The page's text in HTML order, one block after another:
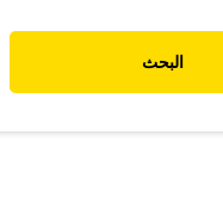
البحث